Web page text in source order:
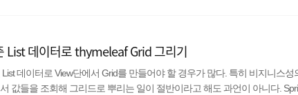
List 데이터로 thymeleaf Grid 그리기
데이터로 View단에서 Grid를 만들어야 할 경우가 많다. 특히 비지니스성
값들을 조회해 그리드로 뿌리는 일이 절반이라고 해도 과언이 아니다.